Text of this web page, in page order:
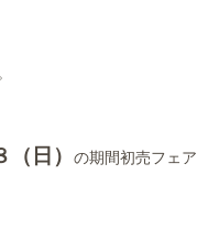
日）
の期間初売フェア